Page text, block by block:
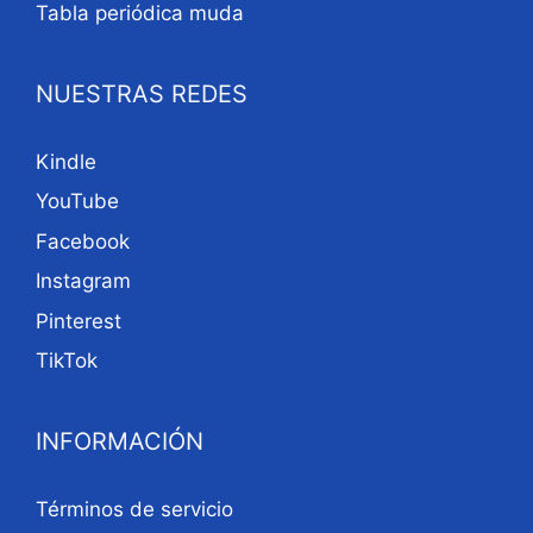
Tabla periódica muda
NUESTRAS REDES
Kindle
YouTube
Facebook
Instagram
Pinterest
TikTok
INFORMACIÓN
Términos de servicio